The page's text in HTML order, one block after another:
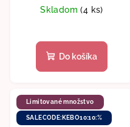
Skladom(4 ks)
hodnotenie
produktu
5
hviezdičiek.
Do košíka
Limitované množstvo
SALECODE:KEBO10:10:%